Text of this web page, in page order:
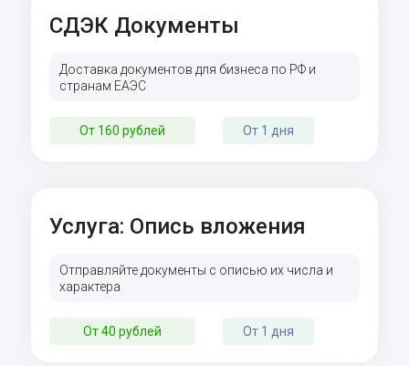
СДЭК Документы
Доставка документов для бизнеса по РФ и
странам ЕАЭС
От 160 рублей От 1 дня
Услуга: Опись вложения
Отправляйте документы с описью их числа и
характера
От 40 рублей От 1 дня